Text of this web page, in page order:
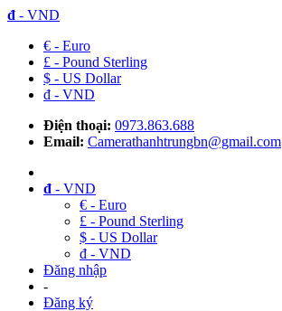
đ - VND
€ - Euro
£ - Pound Sterling
$ - US Dollar
đ - VND
Điện thoại: 0973.863.688
Email: Camerathanhtrungbn@gmail.com
đ - VND
€ - Euro
£ - Pound Sterling
$ - US Dollar
đ - VND
Đăng nhập
-
Đăng ký